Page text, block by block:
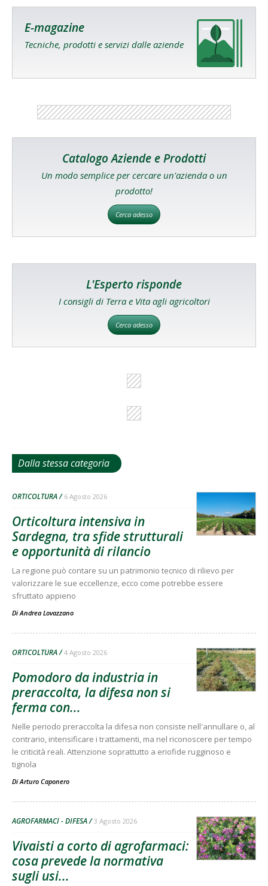
E-magazine
Tecniche, prodotti e servizi dalle aziende
Catalogo Aziende e Prodotti
Un modo semplice per cercare un'azienda o un
prodotto!
Cerca adesso
L'Esperto risponde
I consigli di Terra e Vita agli agricoltori
Cerca adesso
Dalla stessa categoria
ORTICOLTURA 6 Agosto 2026
Orticoltura intensiva in
Sardegna, tra sfide strutturali
e opportunità di rilancio
La regione può contare su un patrimonio tecnico di rilievo per
valorizzare le sue eccellenze, ecco come potrebbe essere
sfruttato appieno
Di Andrea Lovazzano
ORTICOLTURA 4 Agosto 2026
Pomodoro da industria in
preraccolta, la difesa non si
ferma con...
Nelle periodo preraccolta la difesa non consiste nell'annullare o, al
contrario, intensificare i trattamenti, ma nel riconoscere per tempo
le criticità reali. Attenzione soprattutto a eriofide rugginoso e
tignola
Di Arturo Caponero
AGROFARMACI - DIFESA 3 Agosto 2026
Vivaisti a corto di agrofarmaci:
cosa prevede la normativa
sugli usi...